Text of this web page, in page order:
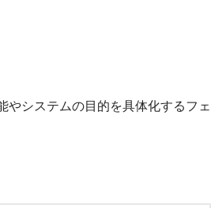
やシステムの目的を具体化するフェ